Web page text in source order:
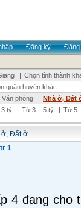
Đăng ký
Đăng
| Chọn tỉnh thành
quận huyện khác
phòng | Nhà ở, Đất
tỷ | Từ 3 – 5 tỷ | Từ 5
ở, Đất ở
1
4 đang cho